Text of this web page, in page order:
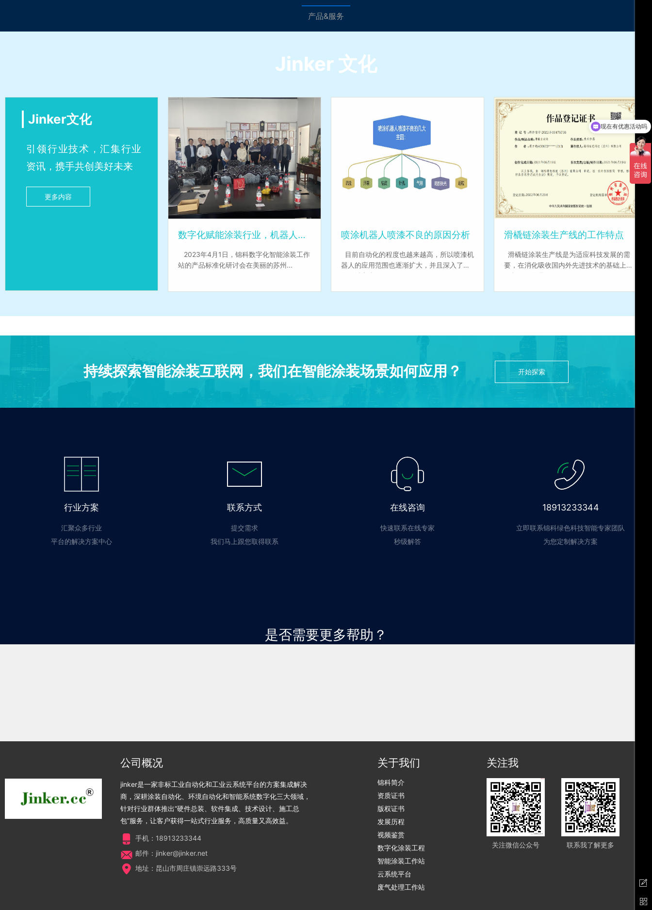
产品&服务
Jinker 文化
Jinker文化
引领行业技术，汇集行业
资讯，携手共创美好未来
更多内容
数字化赋能涂装行业，机器人自动化喷涂转型的大发展
2023年4月1日，锦科数字化智能涂装工作
站的产品标准化研讨会在美丽的苏州...
喷涂机器人喷漆不良的原因分析
目前自动化的程度也越来越高，所以喷漆机
器人的应用范围也逐渐扩大，并且深入了多
个领域之中...
滑橇链涂装生产线的工作特点
滑橇链涂装生产线是为适应科技发展的需
要，在消化吸收国内外先进技术的基础上，
研制开发的具...
持续探索智能涂装互联网，我们在智能涂装场景如何应用？ 开始探索
行业方案
汇聚众多行业
平台的解决方案中心
联系方式
提交需求
我们马上跟您取得联系
在线咨询
快速联系在线专家
秒级解答
18913233344
立即联系锦科绿色科技智能专家团队
为您定制解决方案
是否需要更多帮助？
公司概况
jinker是一家非标工业自动化和工业云系统平台的方案集成解决
商，深耕涂装自动化、环境自动化和智能系统数字化三大领域，
针对行业群体推出“硬件总装、软件集成、技术设计、施工总
包”服务，让客户获得一站式行业服务，高质量又高效益。
手机：18913233344
邮件：jinker@jinker.net
地址：昆山市周庄镇崇远路333号
关于我们
锦科简介
资质证书
版权证书
发展历程
视频鉴赏
数字化涂装工程
智能涂装工作站
云系统平台
废气处理工作站
关注我
关注微信公众号 联系我了解更多
现在有优惠活动吗